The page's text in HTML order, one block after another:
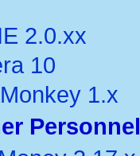
2.0.xx
10
1.x
Personnel